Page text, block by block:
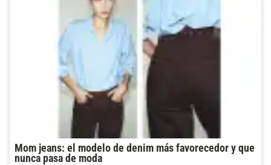
Mom jeans: el modelo de denim más favorecedor y que
nunca pasa de moda